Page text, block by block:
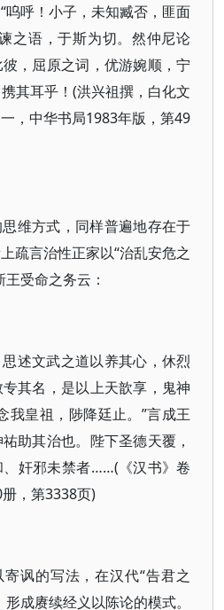
呜呼！小子，未知臧否，匪面
之语，于斯为切。然仲尼论
，屈原之词，优游婉顺，宁
其耳乎！(洪兴祖撰，白化文
，中华书局1983年版，第49
维方式，同样普遍地存在于
疏言治性正家以“治乱安危之
受命之务云：
述文武之道以养其心，休烈
其名，是以上天歆享，鬼神
我皇祖，陟降廷止。”言成王
助其治也。陛下圣德天覆，
奸邪未禁者……(《汉书》卷
，第3338页)
讽的写法，在汉代“告君之
成赓续经义以陈论的模式。